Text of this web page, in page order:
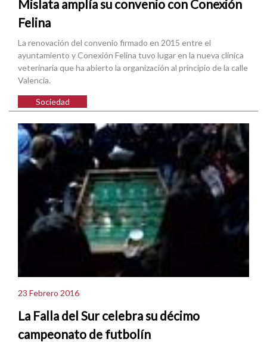
Mislata amplía su convenio con Conexión
Felina
La renovación del convenio firmado en 2015 entre el
ayuntamiento y Conexión Felina tuvo lugar en la nueva clínica
veterinaria que ha abierto la organización al principio de la calle
Valencia.
Sociedad
23 Febrero 2016
La Falla del Sur celebra su décimo
campeonato de futbolín